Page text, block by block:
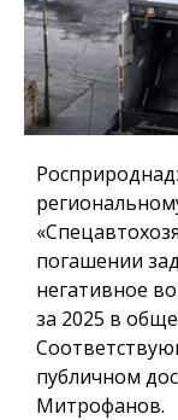
погашении
негативное
за 2025 в
публичном
Митрофанов.